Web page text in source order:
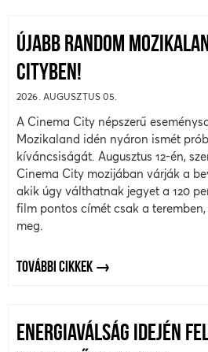
ÚJABB RANDOM
CITYBEN!
2026. AUGUSZTUS 05.
A Cinema City népszerű
Mozikaland idén nyáron ismét
kíváncsiságát. Augusztus 12-én,
Cinema City mozijában várják a
akik úgy válthatnak jegyet a 120
film pontos címét csak a
meg.
TOVÁBBI CIKKEK
ENERGIAVÁLSÁG IDEJÉN